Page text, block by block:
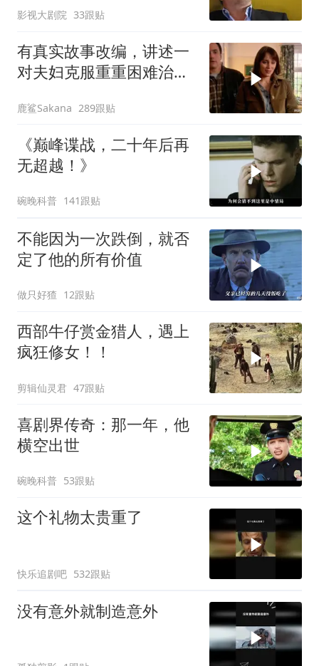
影视大剧院 33跟贴
有真实故事改编，讲述一
对夫妇克服重重困难治疗
鹿鲨Sakana 289跟贴
《巅峰谍战，二十年后再
无超越！》
碗晚科普 141跟贴
不能因为一次跌倒，就否
定了他的所有价值
做只好猹 12跟贴
西部牛仔赏金猎人，遇上
疯狂修女！！
剪辑仙灵君 47跟贴
喜剧界传奇：那一年，他
横空出世
碗晚科普 53跟贴
这个礼物太贵重了
快乐追剧吧 532跟贴
没有意外就制造意外